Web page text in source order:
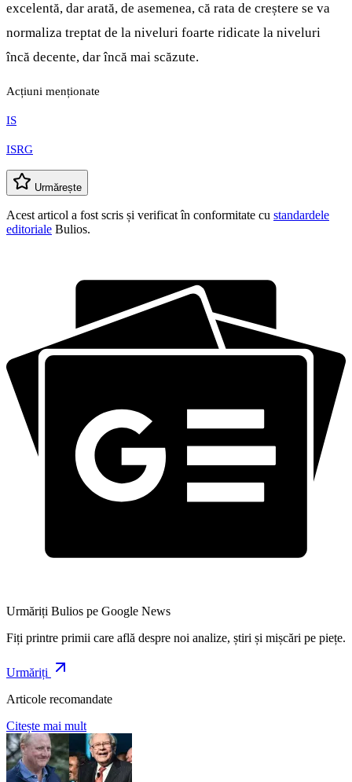
excelentă, dar arată, de asemenea, că rata de creștere se va
normaliza treptat de la niveluri foarte ridicate la niveluri
încă decente, dar încă mai scăzute.
Acțiuni menționate
IS
ISRG
Urmărește
Acest articol a fost scris și verificat în conformitate cu standardele
editoriale Bulios.
Urmăriți Bulios pe Google News
Fiți printre primii care află despre noi analize, știri și mișcări pe piețe.
Urmăriți
Articole recomandate
Citește mai mult